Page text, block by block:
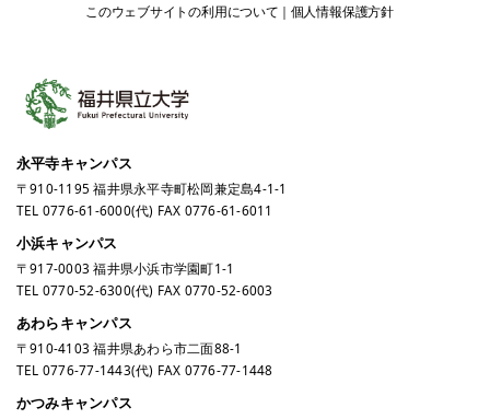
このウェブサイトの利用について 個人情報保護方針
永平寺キャンパス
〒910-1195 福井県永平寺町松岡兼定島4-1-1
TEL 0776-61-6000(代) FAX 0776-61-6011
小浜キャンパス
〒917-0003 福井県小浜市学園町1-1
TEL 0770-52-6300(代) FAX 0770-52-6003
あわらキャンパス
〒910-4103 福井県あわら市二面88-1
TEL 0776-77-1443(代) FAX 0776-77-1448
かつみキャンパス